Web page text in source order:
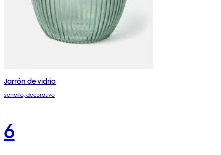
Jarrón de vidrio
sencillo, decorativo
6